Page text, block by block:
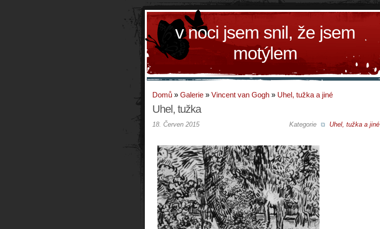
v noci jsem snil, že jsem
motýlem
Domů » Galerie » Vincent van Gogh » Uhel, tužka a jiné
Uhel, tužka
Kategorie Uhel, tužka a jiné
18. Červen 2015